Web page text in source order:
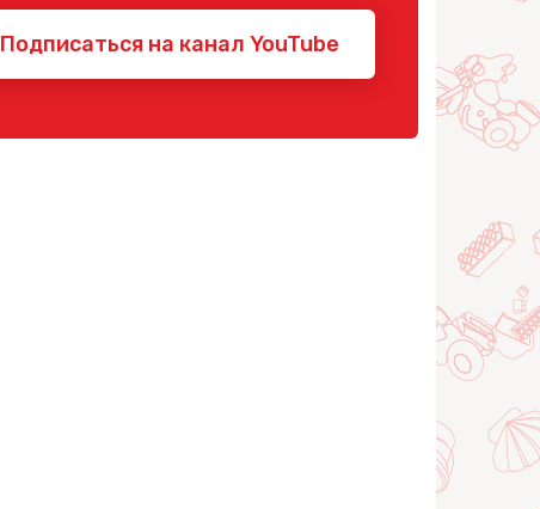
Подписаться на канал YouTube